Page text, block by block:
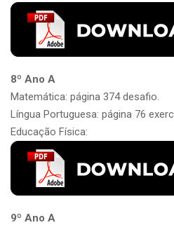
8º Ano A
Matemática: página 374 desafio.
Língua Portuguesa: página 76
Educação Física:
9º Ano A